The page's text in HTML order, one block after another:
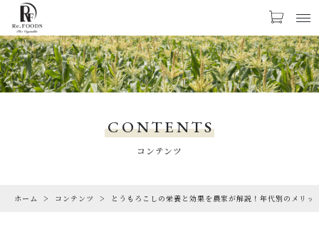
お気に入り LOGIN
CHECKED PRODUCTS
ORDER HISTORY
CONTENTS
コンテンツ
ホーム コンテンツ とうもろこしの栄養と効果を農家が解説！年代別のメリッ